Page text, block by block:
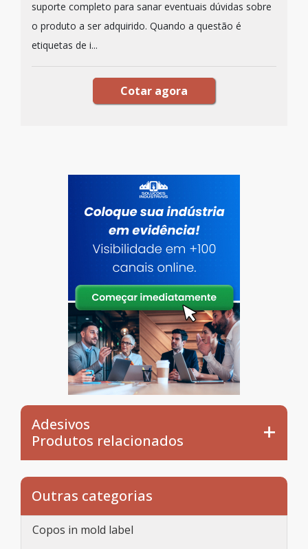
suporte completo para sanar eventuais dúvidas sobre
o produto a ser adquirido. Quando a questão é
etiquetas de i...
Cotar agora
Adesivos
Produtos relacionados
Outras categorias
Copos in mold label